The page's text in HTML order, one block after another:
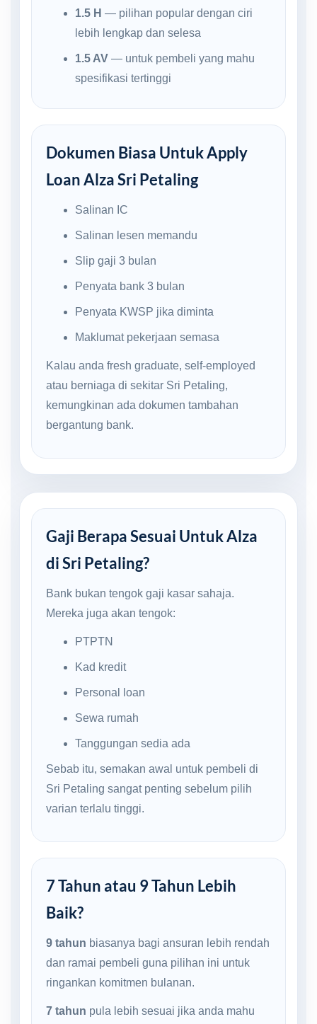
1.5 H — pilihan popular dengan ciri
lebih lengkap dan selesa
1.5 AV— untuk pembeli yang mahu
spesifikasi tertinggi
Dokumen Biasa Untuk Apply
Loan Alza Sri Petaling
Salinan IC
Salinan lesen memandu
Slip gaji 3 bulan
Penyata bank 3 bulan
Penyata KWSP jika diminta
Maklumat pekerjaan semasa
Kalau anda fresh graduate, self-employed
atau berniaga di sekitar Sri Petaling,
kemungkinan ada dokumen tambahan
bergantung bank.
Gaji Berapa Sesuai Untuk Alza
di Sri Petaling?
Bank bukan tengok gaji kasar sahaja.
Mereka juga akan tengok:
PTPTN
Kad kredit
Personal loan
Sewa rumah
Tanggungan sedia ada
Sebab itu, semakan awal untuk pembeli di
Sri Petaling sangat penting sebelum pilih
varian terlalu tinggi.
7 Tahun atau 9 Tahun Lebih
Baik?
9 tahun biasanya bagi ansuran lebih rendah
dan ramai pembeli guna pilihan ini untuk
ringankan komitmen bulanan.
7 tahun pula lebih sesuai jika anda mahu